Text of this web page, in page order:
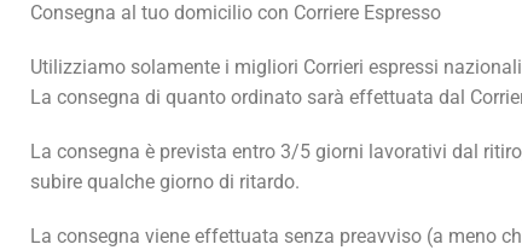
Consegna al tuo domicilio con Corriere Espresso
Utilizziamo solamente i migliori Corrieri espressi
La consegna di quanto ordinato sarà effettuata dal
La consegna è prevista entro 3/5 giorni lavorativi dal
subire qualche giorno di ritardo.
La consegna viene effettuata senza preavviso (a meno